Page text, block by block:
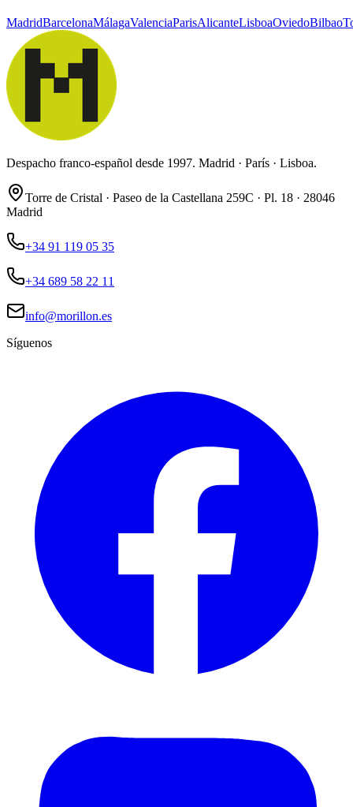
MadridBarcelonaMálagaValenciaParisAlicanteLisboaOviedoBilbao
Despacho franco-español desde 1997. Madrid · París · Lisboa.
Torre de Cristal · Paseo de la Castellana 259C · Pl. 18 · 28046
Madrid
+34 91 119 05 35
+34 689 58 22 11
info@morillon.es
Síguenos